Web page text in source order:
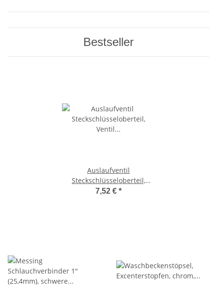
Bestseller
Auslaufventil
Steckschlüsseloberteil,
Ventil Oberteil 1/2" inkl.
7,52 € *